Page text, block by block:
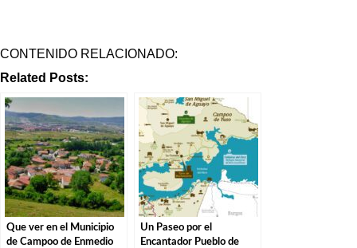
CONTENIDO RELACIONADO:
Related Posts:
Que ver en el Municipio
de Campoo de Enmedio
Un Paseo por el
Encantador Pueblo de